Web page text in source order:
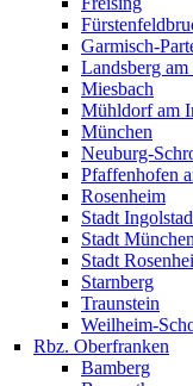
Garmisch-
Landsberg am
Miesbach
Mühldorf am
München
Neuburg-
Pfaffenhofen
Rosenheim
Stadt
Stadt München
Stadt
Starnberg
Traunstein
Weilheim-
Rbz. Oberfranken
Bamberg